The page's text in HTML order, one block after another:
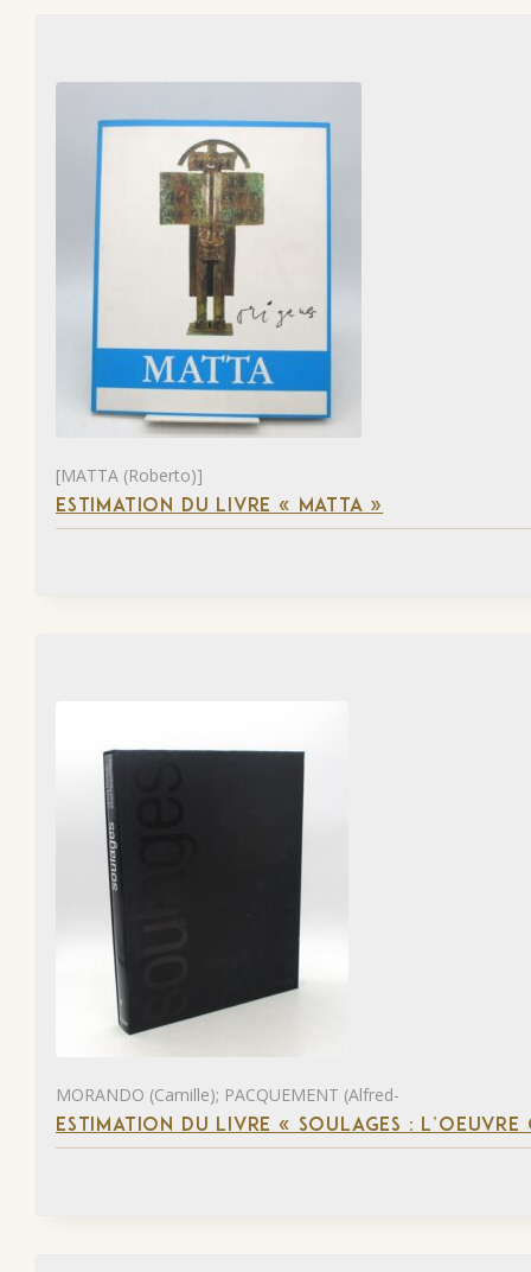
[MATTA (Roberto)]
ESTIMATION DU LIVRE « MATTA »
MORANDO (Camille); PACQUEMENT (Alfred-
ESTIMATION DU LIVRE « SOULAGES :